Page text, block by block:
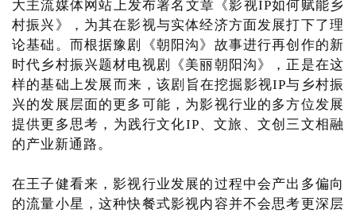
大主流媒体网站上发布署名文章《影视IP如何赋能乡
村振兴》，为其在影视与实体经济方面发展打下了理
论基础。而根据豫剧《朝阳沟》故事进行再创作的新
时代乡村振兴题材电视剧《美丽朝阳沟》，正是在这
样的基础上发展而来，该剧旨在挖掘影视IP与乡村振
兴的发展层面的更多可能，为影视行业的多方位发展
提供更多思考，为践行文化IP、文旅、文创三文相融
的产业新通路。
在王子健看来，影视行业发展的过程中会产出多偏向
的流量小星，这种快餐式影视内容并不会思考更深层